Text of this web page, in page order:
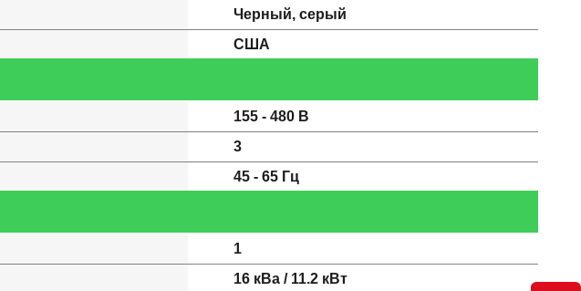
Черный, серый
США
155 - 480 В
3
45 - 65 Гц
1
16 кВа / 11.2 кВт